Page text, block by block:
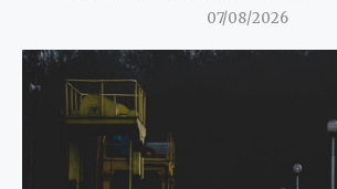
07/08/2026